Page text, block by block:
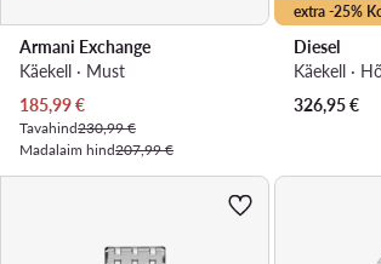
Armani Exchange
Käekell · Must
Praegune hind
185,99€
Tavahind230,99 €
Madalaim hind207,99 €
extra -25%
Diesel
Käekell ·
326,95€